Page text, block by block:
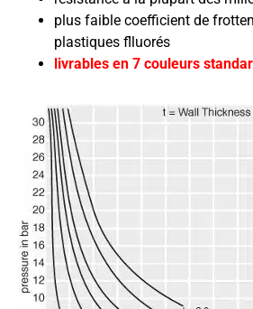
plus faible coefficient de
plastiques flluorés
livrables en 7 couleurs